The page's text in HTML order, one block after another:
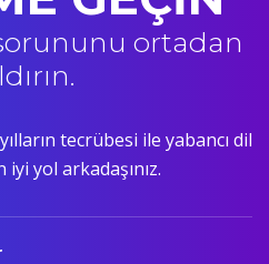
ortadan
tecrübesi ile yabancı dil
iyi yol arkadaşınız.